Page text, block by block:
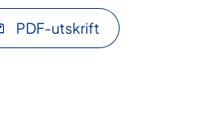
PDF-utskrift